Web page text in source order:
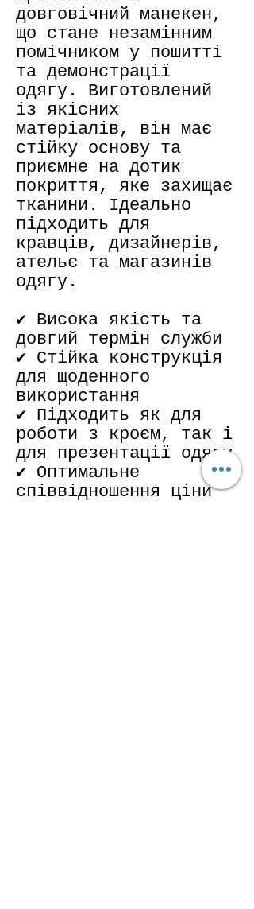
довговічний манекен,
що стане незамінним
помічником у пошитті
та демонстрації
одягу. Виготовлений
із якісних
матеріалів, він має
стійку основу та
приємне на дотик
покриття, яке захищає
тканини. Ідеально
підходить для
кравців, дизайнерів,
ательє та магазинів
одягу.
✔ Висока якість та
довгий термін служби
✔ Стійка конструкція
для щоденного
використання
✔ Підходить як для
роботи з кроєм, так і
для презентації одягу
✔ Оптимальне
співвідношення ціни